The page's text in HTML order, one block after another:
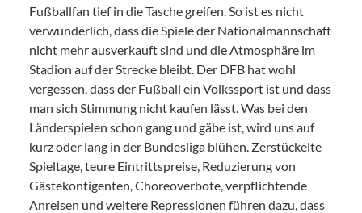
Fußballfan tief in die Tasche greifen. So ist es nicht
verwunderlich, dass die Spiele der Nationalmannschaft
nicht mehr ausverkauft sind und die Atmosphäre im
Stadion auf der Strecke bleibt. Der DFB hat wohl
vergessen, dass der Fußball ein Volkssport ist und dass
man sich Stimmung nicht kaufen lässt. Was bei den
Länderspielen schon gang und gäbe ist, wird uns auf
kurz oder lang in der Bundesliga blühen. Zerstückelte
Spieltage, teure Eintrittspreise, Reduzierung von
Gästekontigenten, Choreoverbote, verpflichtende
Anreisen und weitere Repressionen führen dazu, dass